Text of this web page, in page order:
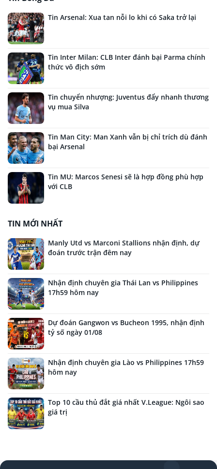
Tin Arsenal: Xua tan nỗi lo khi có Saka trở lại
Tin Inter Milan: CLB Inter đánh bại Parma chính
thức vô địch sớm
Tin chuyển nhượng: Juventus đẩy nhanh thương
vụ mua Silva
Tin Man City: Man Xanh vẫn bị chỉ trích dù đánh
bại Arsenal
Tin MU: Marcos Senesi sẽ là hợp đồng phù hợp
với CLB
TIN MỚI NHẤT
Manly Utd vs Marconi Stallions nhận định, dự
đoán trước trận đêm nay
Nhận định chuyên gia Thái Lan vs Philippines
17h59 hôm nay
Dự đoán Gangwon vs Bucheon 1995, nhận định
tỷ số ngày 01/08
Nhận định chuyên gia Lào vs Philippines 17h59
hôm nay
Top 10 cầu thủ đắt giá nhất V.League: Ngôi sao
giá trị